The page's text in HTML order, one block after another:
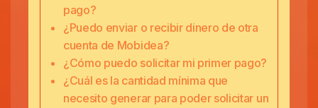
pago?
¿Puedo enviar o recibir dinero de otra
cuenta de Mobidea?
¿Cómo puedo solicitar mi primer pago?
¿Cuál es la cantidad mínima que
necesito generar para poder solicitar un